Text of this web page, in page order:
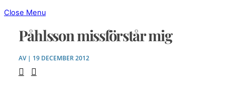
Close Menu
Påhlsson missförstår mig
AV | 19 DECEMBER 2012